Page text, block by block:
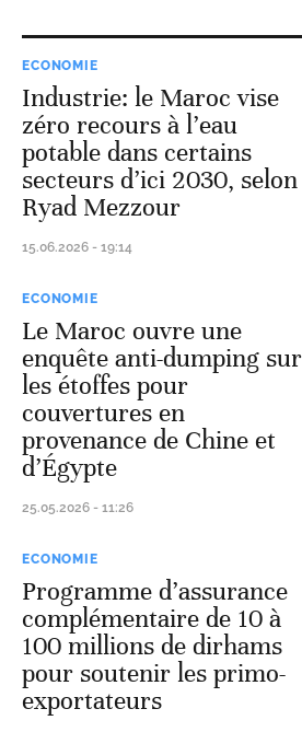
ECONOMIE
Industrie: le Maroc vise
zéro recours à l’eau
potable dans certains
secteurs d’ici 2030, selon
Ryad Mezzour
15.06.2026 - 19:14
ECONOMIE
Le Maroc ouvre une
enquête anti-dumping sur
les étoffes pour
couvertures en
provenance de Chine et
d’Égypte
25.05.2026 - 11:26
ECONOMIE
Programme d’assurance
complémentaire de 10 à
100 millions de dirhams
pour soutenir les primo-
exportateurs